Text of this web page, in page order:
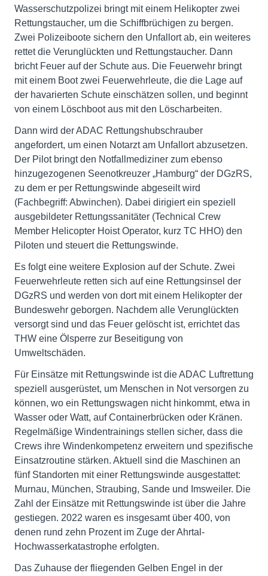
Wasserschutzpolizei bringt mit einem Helikopter zwei
Rettungstaucher, um die Schiffbrüchigen zu bergen.
Zwei Polizeiboote sichern den Unfallort ab, ein weiteres
rettet die Verunglückten und Rettungstaucher. Dann
bricht Feuer auf der Schute aus. Die Feuerwehr bringt
mit einem Boot zwei Feuerwehrleute, die die Lage auf
der havarierten Schute einschätzen sollen, und beginnt
von einem Löschboot aus mit den Löscharbeiten.
Dann wird der ADAC Rettungshubschrauber
angefordert, um einen Notarzt am Unfallort abzusetzen.
Der Pilot bringt den Notfallmediziner zum ebenso
hinzugezogenen Seenotkreuzer „Hamburg“ der DGzRS,
zu dem er per Rettungswinde abgeseilt wird
(Fachbegriff: Abwinchen). Dabei dirigiert ein speziell
ausgebildeter Rettungssanitäter (Technical Crew
Member Helicopter Hoist Operator, kurz TC HHO) den
Piloten und steuert die Rettungswinde.
Es folgt eine weitere Explosion auf der Schute. Zwei
Feuerwehrleute retten sich auf eine Rettungsinsel der
DGzRS und werden von dort mit einem Helikopter der
Bundeswehr geborgen. Nachdem alle Verunglückten
versorgt sind und das Feuer gelöscht ist, errichtet das
THW eine Ölsperre zur Beseitigung von
Umweltschäden.
Für Einsätze mit Rettungswinde ist die ADAC Luftrettung
speziell ausgerüstet, um Menschen in Not versorgen zu
können, wo ein Rettungswagen nicht hinkommt, etwa in
Wasser oder Watt, auf Containerbrücken oder Kränen.
Regelmäßige Windentrainings stellen sicher, dass die
Crews ihre Windenkompetenz erweitern und spezifische
Einsatzroutine stärken. Aktuell sind die Maschinen an
fünf Standorten mit einer Rettungswinde ausgestattet:
Murnau, München, Straubing, Sande und Imsweiler. Die
Zahl der Einsätze mit Rettungswinde ist über die Jahre
gestiegen. 2022 waren es insgesamt über 400, von
denen rund zehn Prozent im Zuge der Ahrtal-
Hochwasserkatastrophe erfolgten.
Das Zuhause der fliegenden Gelben Engel in der